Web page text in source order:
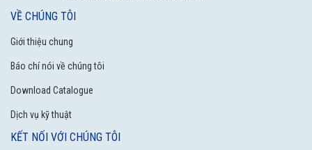
VỀ CHÚNG TÔI
Giới thiệu chung
Báo chí nói về chúng tôi
Download Catalogue
Dịch vụ kỹ thuật
KẾT NỐI VỚI CHÚNG TÔI